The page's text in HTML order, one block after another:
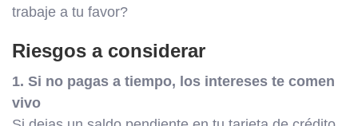
trabaje a tu favor?
Riesgos a considerar
1. Si no pagas a tiempo, los intereses te comen
vivo